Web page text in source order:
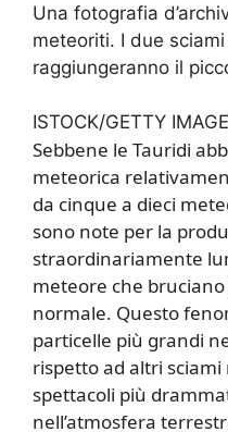
Una fotografia
meteoriti. I due
raggiungeranno il
ISTOCK/GETTY
Sebbene le Tauridi
meteorica
da cinque a dieci
sono note per la
straordinariamente
meteore che
normale. Questo
particelle più grandi
rispetto ad altri
spettacoli più
nell’atmosfera